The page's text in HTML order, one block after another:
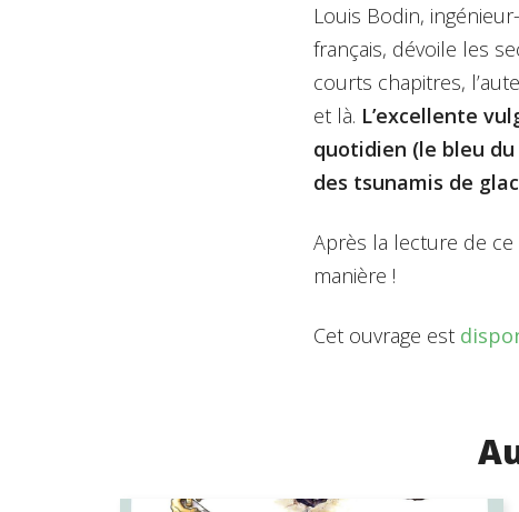
Louis Bodin,
français, dévoile les
courts chapitres,
et là. L’excellente
quotidien (le bleu
des tsunamis de
Après la lecture de
manière !
Cet ouvrage est